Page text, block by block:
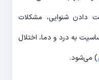
دادن شنوایی، مشکلات
به درد و دما، اختلال
) می‌شود.